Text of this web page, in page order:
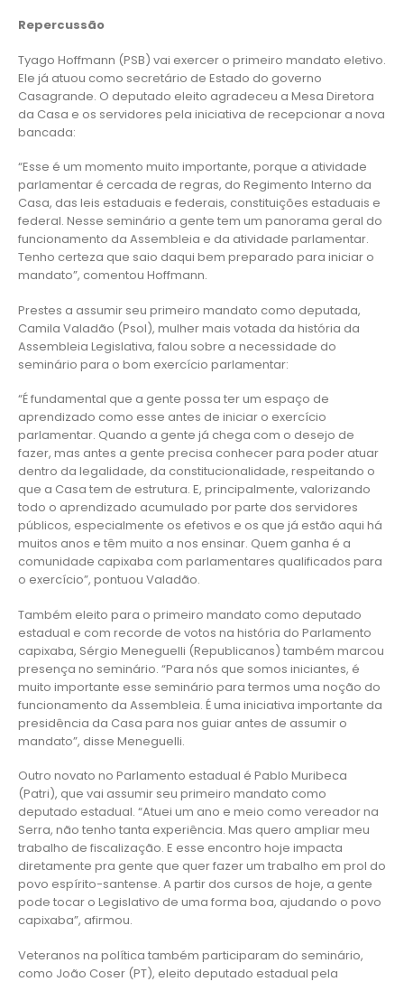
Repercussão
Tyago Hoffmann (PSB) vai exercer o primeiro mandato eletivo.
Ele já atuou como secretário de Estado do governo
Casagrande. O deputado eleito agradeceu a Mesa Diretora
da Casa e os servidores pela iniciativa de recepcionar a nova
bancada:
“Esse é um momento muito importante, porque a atividade
parlamentar é cercada de regras, do Regimento Interno da
Casa, das leis estaduais e federais, constituições estaduais e
federal. Nesse seminário a gente tem um panorama geral do
funcionamento da Assembleia e da atividade parlamentar.
Tenho certeza que saio daqui bem preparado para iniciar o
mandato”, comentou Hoffmann.
Prestes a assumir seu primeiro mandato como deputada,
Camila Valadão (Psol), mulher mais votada da história da
Assembleia Legislativa, falou sobre a necessidade do
seminário para o bom exercício parlamentar:
“É fundamental que a gente possa ter um espaço de
aprendizado como esse antes de iniciar o exercício
parlamentar. Quando a gente já chega com o desejo de
fazer, mas antes a gente precisa conhecer para poder atuar
dentro da legalidade, da constitucionalidade, respeitando o
que a Casa tem de estrutura. E, principalmente, valorizando
todo o aprendizado acumulado por parte dos servidores
públicos, especialmente os efetivos e os que já estão aqui há
muitos anos e têm muito a nos ensinar. Quem ganha é a
comunidade capixaba com parlamentares qualificados para
o exercício”, pontuou Valadão.
Também eleito para o primeiro mandato como deputado
estadual e com recorde de votos na história do Parlamento
capixaba, Sérgio Meneguelli (Republicanos) também marcou
presença no seminário. “Para nós que somos iniciantes, é
muito importante esse seminário para termos uma noção do
funcionamento da Assembleia. É uma iniciativa importante da
presidência da Casa para nos guiar antes de assumir o
mandato”, disse Meneguelli.
Outro novato no Parlamento estadual é Pablo Muribeca
(Patri), que vai assumir seu primeiro mandato como
deputado estadual. “Atuei um ano e meio como vereador na
Serra, não tenho tanta experiência. Mas quero ampliar meu
trabalho de fiscalização. E esse encontro hoje impacta
diretamente pra gente que quer fazer um trabalho em prol do
povo espírito-santense. A partir dos cursos de hoje, a gente
pode tocar o Legislativo de uma forma boa, ajudando o povo
capixaba”, afirmou.
Veteranos na política também participaram do seminário,
como João Coser (PT), eleito deputado estadual pela